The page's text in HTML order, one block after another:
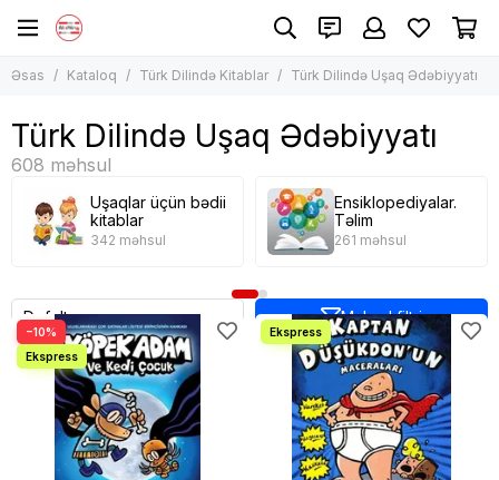
Türk Dilində Kitablar
Türk Dilində Uşaq Ədəbiyyatı
Ensiklopediyalar. Təlim
Bestseller
Qeyri-Bədii Ədəbiyyat
Bədii Ədəbiyyat *
Manqa, komiks
Bestseller
Əsas Kataloq Türk Dilində Kitablar Türk Dilində Uşaq Ədəbiyyatı
Türk Dilində Uşaq Ədəbiyyatı
Uşaqlar üçün bədii
kitablar
342 məhsul
Ensiklopediyalar.
Təlim
261 məhsul
Məhsul filtri
−10%